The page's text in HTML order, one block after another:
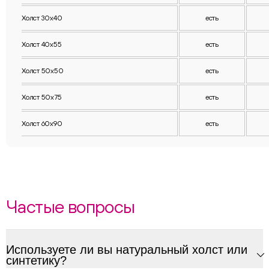
Холст 30х40 есть
Холст 40х55 есть
Холст 50х50 есть
Холст 50х75 есть
Холст 60х90 есть
Частые вопросы
Используете ли вы натуральный холст или
синтетику?